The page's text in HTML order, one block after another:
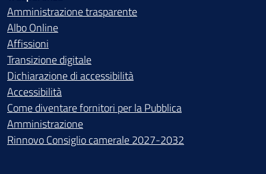
Amministrazione trasparente
Albo Online
Affissioni
Transizione digitale
Dichiarazione di accessibilità
Accessibilità
Come diventare fornitori per la Pubblica
Amministrazione
Rinnovo Consiglio camerale 2027-2032